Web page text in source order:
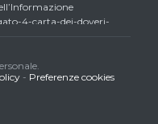
4-carta-dei-doveri-
di LombardReport.com
detenere i titoli
non giornalisti
- Preferenze cookies